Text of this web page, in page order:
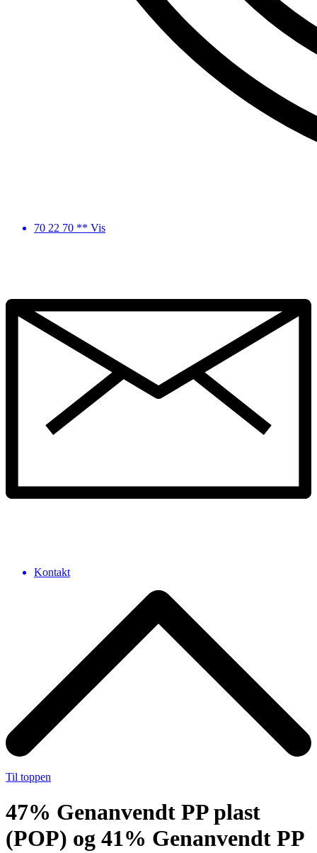
70 22 70 ** Vis
Kontakt
Til toppen
47% Genanvendt PP plast
(POP) og 41% Genanvendt PP